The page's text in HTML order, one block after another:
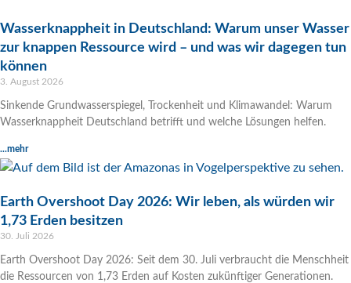
Wasserknappheit in Deutschland: Warum unser Wasser
zur knappen Ressource wird – und was wir dagegen tun
können
3. August 2026
Sinkende Grundwasserspiegel, Trockenheit und Klimawandel: Warum
Wasserknappheit Deutschland betrifft und welche Lösungen helfen.
...mehr
Earth Overshoot Day 2026: Wir leben, als würden wir
1,73 Erden besitzen
30. Juli 2026
Earth Overshoot Day 2026: Seit dem 30. Juli verbraucht die Menschheit
die Ressourcen von 1,73 Erden auf Kosten zukünftiger Generationen.